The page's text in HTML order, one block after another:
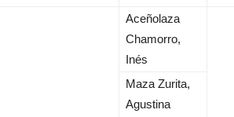
Aceñolaza
Chamorro,
Inés
Maza Zurita,
Agustina